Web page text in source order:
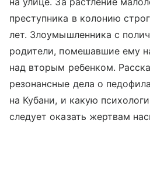
преступника в колонию
лет. Злоумышленника с
родители, помешавшие ему
над вторым ребенком.
резонансные дела о
на Кубани, и какую
следует оказать жертвам